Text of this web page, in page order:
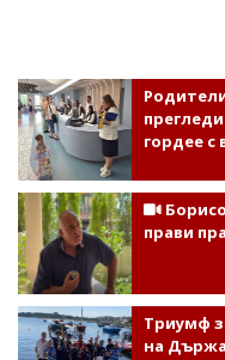
гордее с
прави
Триумф
на